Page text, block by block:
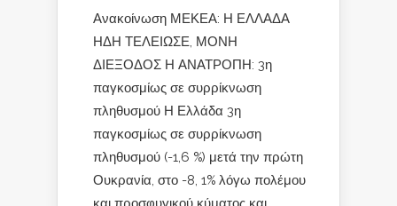
Ανακοίνωση ΜΕΚΕΑ: Η ΕΛΛΑΔΑ
ΗΔΗ ΤΕΛΕΙΩΣΕ, ΜΟΝΗ
ΔΙΕΞΟΔΟΣ Η ΑΝΑΤΡΟΠΗ: 3η
παγκοσμίως σε συρρίκνωση
πληθυσμού Η Ελλάδα 3η
παγκοσμίως σε συρρίκνωση
πληθυσμού (-1,6 %) μετά την πρώτη
Ουκρανία, στο -8, 1% λόγω πολέμου
και προσφυγικού κύματος και